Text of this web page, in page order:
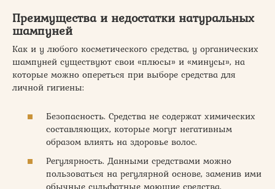
Преимущества и недостатки натуральных
шампуней
Как и у любого косметического средства, у органических
шампуней существуют свои «плюсы» и «минусы», на
которые можно опереться при выборе средства для
личной гигиены:
Безопасность. Средства не содержат химических
составляющих, которые могут негативным
образом влиять на здоровье волос.
Регулярность. Данными средствами можно
пользоваться на регулярной основе, заменив ими